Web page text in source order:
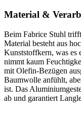
Material &
Beim Fabrice Stuhl
Material besteht aus
Kunststoffkern, was es
nimmt kaum
mit Olefin-Bezügen
Baumwolle anfühlt,
ist. Das
ab und garantiert